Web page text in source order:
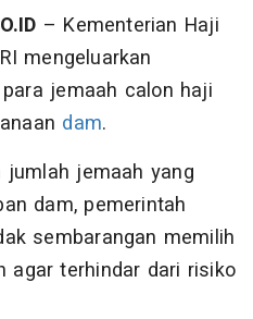
– Kementerian Haji
mengeluarkan
jemaah calon haji
dam.
jumlah jemaah yang
dam, pemerintah
sembarangan memilih
agar terhindar dari risiko